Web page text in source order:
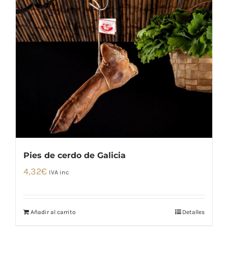
Pies de cerdo de Galicia
4,32€ IVA inc
Añadir al carrito Detalles